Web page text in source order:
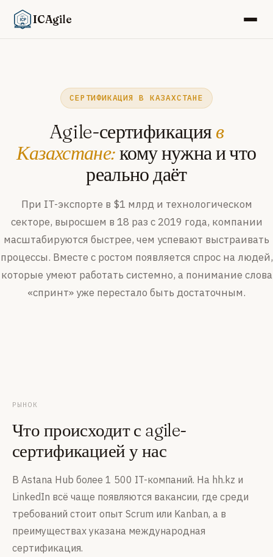
ICAgile
СЕРТИФИКАЦИЯ В КАЗАХСТАНЕ
Agile-сертификация в
Казахстане:кому нужна и что
реально даёт
При IT-экспорте в $1 млрд и технологическом
секторе, выросшем в 18 раз с 2019 года, компании
масштабируются быстрее, чем успевают выстраивать
процессы. Вместе с ростом появляется спрос на людей,
которые умеют работать системно, а понимание слова
«спринт» уже перестало быть достаточным.
РЫНОК
Что происходит с agile-
сертификацией у нас
В Astana Hub более 1 500 IT-компаний. На hh.kz и
LinkedIn всё чаще появляются вакансии, где среди
требований стоит опыт Scrum или Kanban, а в
преимуществах указана международная
сертификация.